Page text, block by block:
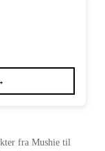
fra Mushie til